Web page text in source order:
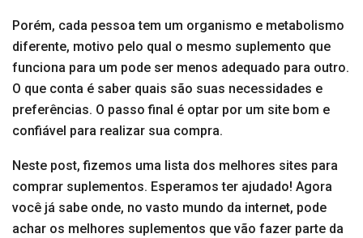
Porém, cada pessoa tem um organismo e metabolismo
diferente, motivo pelo qual o mesmo suplemento que
funciona para um pode ser menos adequado para outro.
O que conta é saber quais são suas necessidades e
preferências. O passo final é optar por um site bom e
confiável para realizar sua compra.
Neste post, fizemos uma lista dos melhores sites para
comprar suplementos. Esperamos ter ajudado! Agora
você já sabe onde, no vasto mundo da internet, pode
achar os melhores suplementos que vão fazer parte da